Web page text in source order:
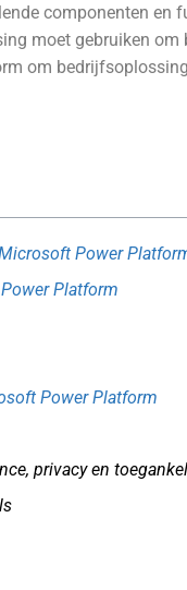
componenten en
moet gebruiken
om
Power
Platform
Power Platform
privacy en